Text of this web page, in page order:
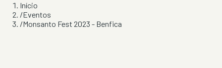
Início
/Eventos
/Monsanto Fest 2023 - Benfica